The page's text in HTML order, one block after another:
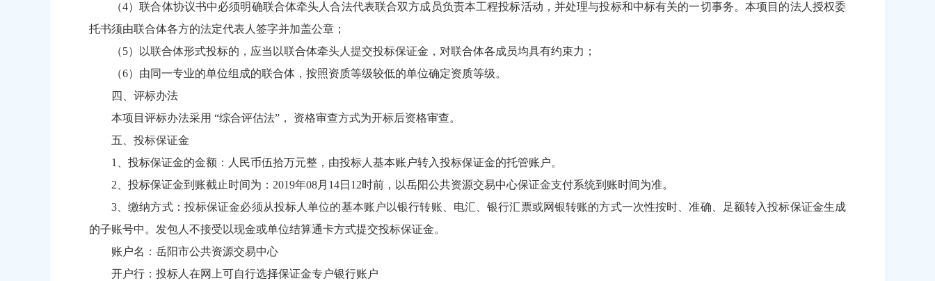
（4）联合体协议书中必须明确联合体牵头人合法代表联合双方成员负责本工程投标活动，并处理与投标和中标有关的一切事务。本项目的法人授权委
托书须由联合体各方的法定代表人签字并加盖公章；
（5）以联合体形式投标的，应当以联合体牵头人提交投标保证金，对联合体各成员均具有约束力；
（6）由同一专业的单位组成的联合体，按照资质等级较低的单位确定资质等级。
四、评标办法
本项目评标办法采用 “综合评估法”， 资格审查方式为开标后资格审查。
五、投标保证金
1、投标保证金的金额：人民币伍拾万元整，由投标人基本账户转入投标保证金的托管账户。
2、投标保证金到账截止时间为：2019年08月14日12时前，以岳阳公共资源交易中心保证金支付系统到账时间为准。
3、缴纳方式：投标保证金必须从投标人单位的基本账户以银行转账、电汇、银行汇票或网银转账的方式一次性按时、准确、足额转入投标保证金生成
的子账号中。发包人不接受以现金或单位结算通卡方式提交投标保证金。
账户名：岳阳市公共资源交易中心
开户行：投标人在网上可自行选择保证金专户银行账户